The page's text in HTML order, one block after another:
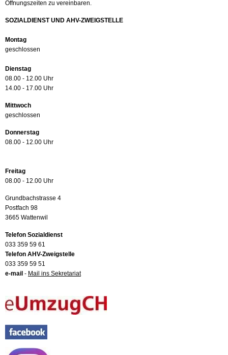
Öffnungszeiten zu vereinbaren.
SOZIALDIENST UND AHV-ZWEIGSTELLE
Montag
geschlossen
Dienstag
08.00 - 12.00 Uhr
14.00 - 17.00 Uhr
Mittwoch
geschlossen
Donnerstag
08.00 - 12.00 Uhr
Freitag
08.00 - 12.00 Uhr
Grundbachstrasse 4
Postfach 98
3665 Wattenwil
Telefon Sozialdienst
033 359 59 61
Telefon AHV-Zweigstelle
033 359 59 51
e-mail - Mail ins Sekretariat